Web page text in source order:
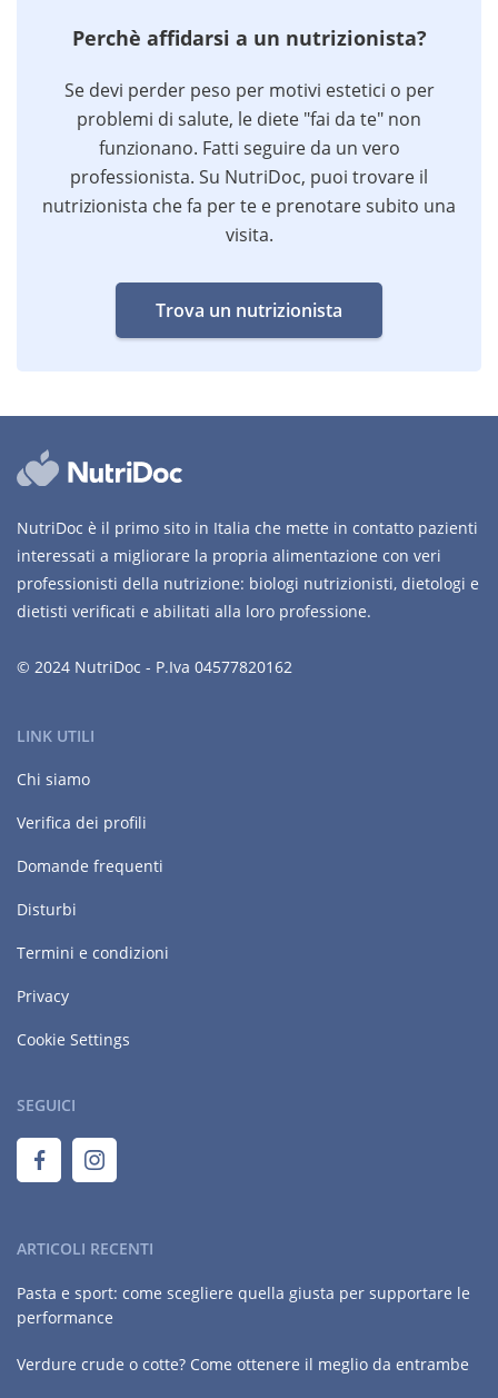
Perchè affidarsi a un nutrizionista?
Se devi perder peso per motivi estetici o per
problemi di salute, le diete "fai da te" non
funzionano. Fatti seguire da un vero
professionista. Su NutriDoc, puoi trovare il
nutrizionista che fa per te e prenotare subito una
visita.
Trova un nutrizionista
NutriDoc è il primo sito in Italia che mette in contatto pazienti
interessati a migliorare la propria alimentazione con veri
professionisti della nutrizione: biologi nutrizionisti, dietologi e
dietisti verificati e abilitati alla loro professione.
© 2024 NutriDoc - P.Iva 04577820162
LINK UTILI
Chi siamo
Verifica dei profili
Domande frequenti
Disturbi
Termini e condizioni
Privacy
Cookie Settings
SEGUICI
ARTICOLI RECENTI
Pasta e sport: come scegliere quella giusta per supportare le
performance
Verdure crude o cotte? Come ottenere il meglio da entrambe